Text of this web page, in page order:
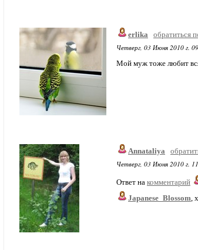
erlika
обратиться
Четверг, 03 Июня 2010 г.
Мой муж тоже любит
Annataliya
Четверг, 03 Июня 2010 г.
Ответ на комментарий
Japanese_Blossom,